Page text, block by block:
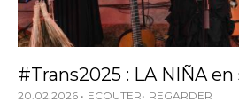
#Trans2025 : LA NIÑA
20.02.2026 ECOUTER REGARDER